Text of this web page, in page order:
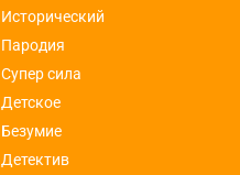
Исторический
Пародия
Супер сила
Детское
Безумие
Детектив